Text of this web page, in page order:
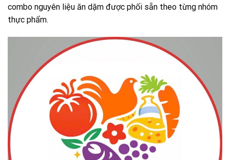
combo nguyên liệu ăn dặm được phối sẵn theo từng nhóm
thực phẩm.